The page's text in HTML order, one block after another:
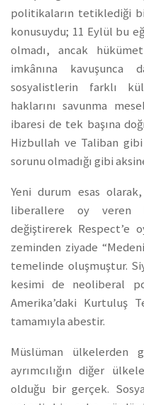
politikaların tetiklediği
konusuydu; 11 Eylül bu
olmadı, ancak
imkânına kavuşunca
sosyalistlerin farklı
haklarını savunma
ibaresi de tek başına
Hizbullah ve Taliban
sorunu olmadığı gibi
Yeni durum esas
liberallere oy veren
değiştirerek Respect’e
zeminden ziyade
temelinde oluşmuştur.
kesimi de neoliberal
Amerika’daki Kurtuluş
tamamıyla abestir.
Müslüman ülkelerden
ayrımcılığın diğer
olduğu bir gerçek.